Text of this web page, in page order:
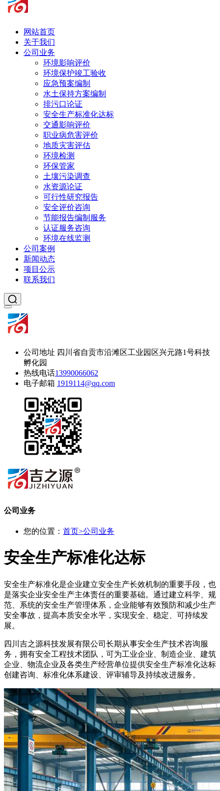
网站首页
关于我们
公司业务
环境影响评价
环境保护竣工验收
应急预案编制
水土保持方案编制
排污口论证
安全生产标准化达标
交通影响评价
职业病危害评价
地质灾害评估
环境检测
环保管家
土壤污染调查
水资源论证
可行性研究报告
安全评价咨询
节能报告编制服务
认证服务咨询
环境在线监测
公司案例
新闻动态
项目公示
联系我们
公司地址 四川省自贡市沿滩区工业园区兴元路1号科技
孵化园
热线电话13990066062
电子邮箱 1919114@qq.com
公司业务
您的位置： 首页>公司业务
安全生产标准化达标
安全生产标准化是企业建立安全生产长效机制的重要手段，也
是落实企业安全生产主体责任的重要基础。通过建立科学、规
范、系统的安全生产管理体系，企业能够有效预防和减少生产
安全事故，提高本质安全水平，实现安全、稳定、可持续发
展。
四川吉之源科技发展有限公司长期从事安全生产技术咨询服
务，拥有安全工程技术团队，可为工业企业、制造企业、建筑
企业、物流企业及各类生产经营单位提供安全生产标准化达标
创建咨询、标准化体系建设、评审辅导及持续改进服务。